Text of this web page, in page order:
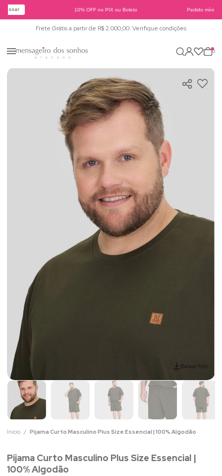
10% OFF no PIX ou Boleto Pedido mínimo
Frete Grátis a partir de R$ 2.000,00: Verifique condições
0
Baixar foto
Início Pijama Curto Masculino Plus Size Essencial | 100% Algodão
Pijama Curto Masculino Plus Size Essencial |
100% Algodão